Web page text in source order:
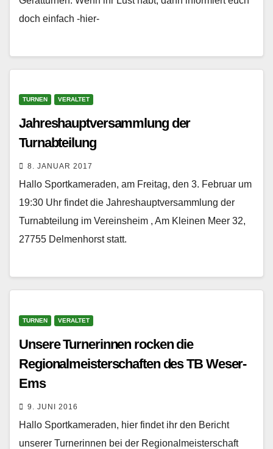
doch einfach -hier-
TURNEN VERALTET
Jahreshauptversammlung der
Turnabteilung
8. JANUAR 2017
Hallo Sportkameraden, am Freitag, den 3. Februar um
19:30 Uhr findet die Jahreshauptversammlung der
Turnabteilung im Vereinsheim , Am Kleinen Meer 32,
27755 Delmenhorst statt.
TURNEN VERALTET
Unsere Turnerinnen rocken die
Regionalmeisterschaften des TB Weser-
Ems
9. JUNI 2016
Hallo Sportkameraden, hier findet ihr den Bericht
unserer Turnerinnen bei der Regionalmeisterschaft